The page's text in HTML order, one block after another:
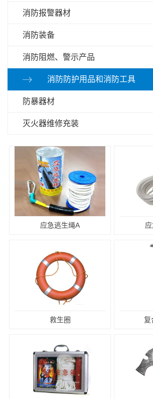
消防报警器材
消防装备
消防阻燃、警示产品
消防防护用品和消防工具
防暴器材
灭火器维修充装
应急逃生绳A
救生圈 复